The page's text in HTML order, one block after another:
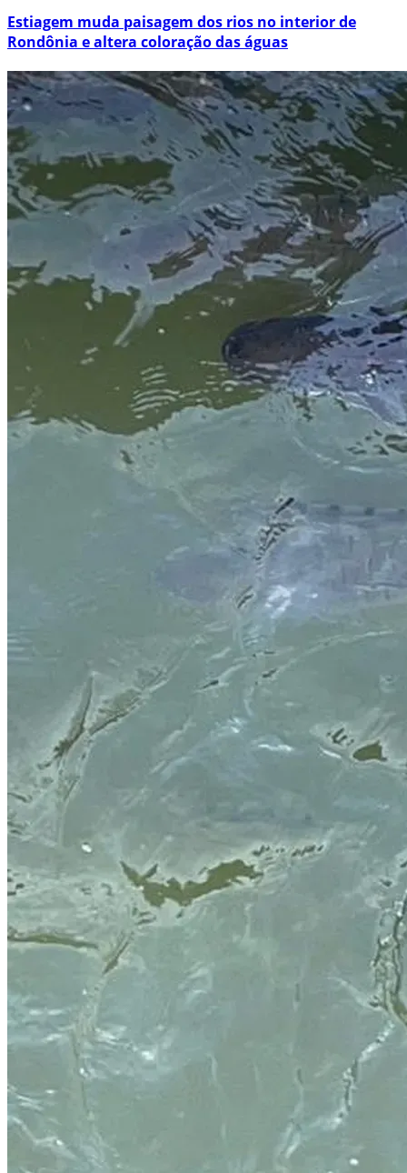
Estiagem muda paisagem dos rios no interior de
Rondônia e altera coloração das águas